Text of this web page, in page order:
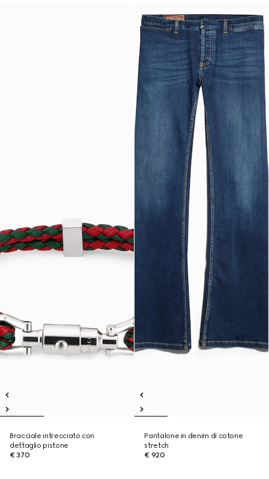
Bracciale intrecciato con
dettaglio pistone
€ 370
Pantalone in denim di cotone
stretch
€ 920